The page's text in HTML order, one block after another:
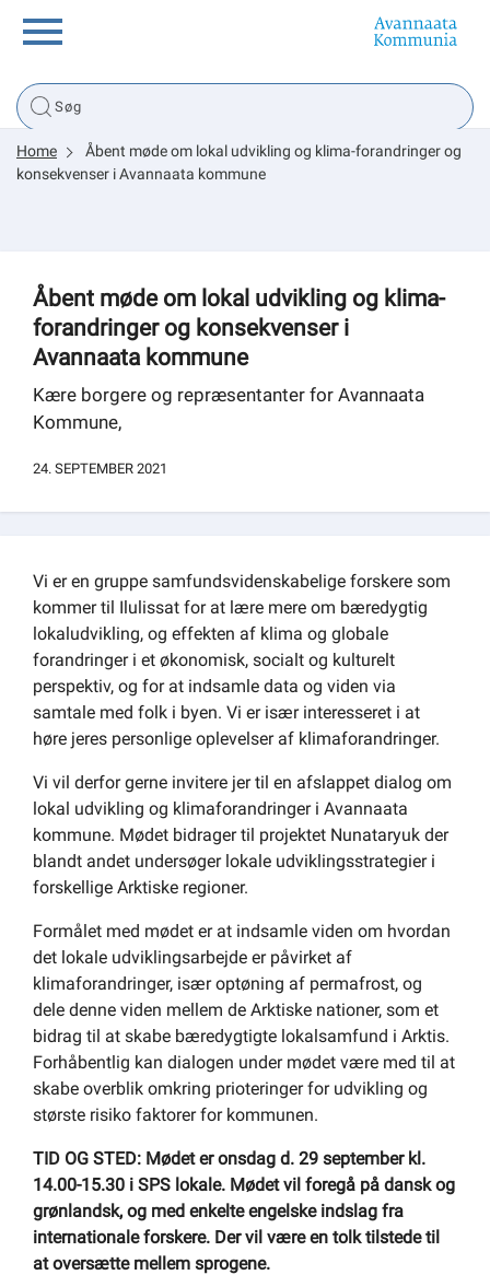
Borger
Erhverv
Tsunami
sullissivik.gl
Planportal
Om kommunen
Home
Åbent møde om lokal udvikling og klima-forandringer og
konsekvenser i Avannaata kommune
Åbent møde om lokal udvikling og klima-
forandringer og konsekvenser i
Avannaata kommune
Kære borgere og repræsentanter for Avannaata
Kommune,
24. SEPTEMBER 2021
Vi er en gruppe samfundsvidenskabelige forskere som
kommer til Ilulissat for at lære mere om bæredygtig
lokaludvikling, og effekten af klima og globale
forandringer i et økonomisk, socialt og kulturelt
perspektiv, og for at indsamle data og viden via
samtale med folk i byen. Vi er især interesseret i at
høre jeres personlige oplevelser af klimaforandringer.
Vi vil derfor gerne invitere jer til en afslappet dialog om
lokal udvikling og klimaforandringer i Avannaata
kommune. Mødet bidrager til projektet Nunataryuk der
blandt andet undersøger lokale udviklingsstrategier i
forskellige Arktiske regioner.
Formålet med mødet er at indsamle viden om hvordan
det lokale udviklingsarbejde er påvirket af
klimaforandringer, især optøning af permafrost, og
dele denne viden mellem de Arktiske nationer, som et
bidrag til at skabe bæredygtigte lokalsamfund i Arktis.
Forhåbentlig kan dialogen under mødet være med til at
skabe overblik omkring prioteringer for udvikling og
største risiko faktorer for kommunen.
TID OG STED: Mødet er onsdag d. 29 september kl.
14.00-15.30 i SPS lokale. Mødet vil foregå på dansk og
grønlandsk, og med enkelte engelske indslag fra
internationale forskere. Der vil være en tolk tilstede til
at oversætte mellem sprogene.